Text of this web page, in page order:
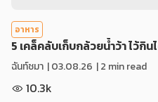
อาหาร
5 เคล็คลับเก็บกล้วยน้ำว้า ไว้กิ
ฉันท์ชมา |03.08.26 | 2 min read
10.3k